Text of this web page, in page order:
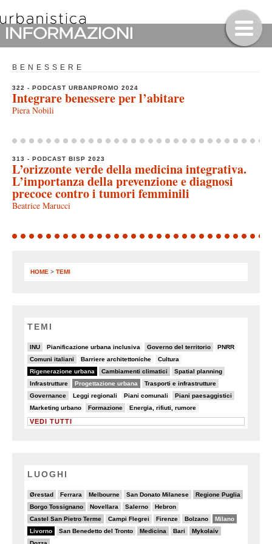
BENESSERE
322 - PODCAST URBANPROMO 2024
Integrare benessere per l’abitare
Piera Nobili
313 - PODCAST BISP 2023
L’orizzonte verde della medicina integrativa.
L’importanza della prevenzione e diagnosi
precoce contro i tumori femminili
Beatrice Marucci
HOME > TEMI
TEMI
INU
22/82 Pianificazione urbana inclusiva
5/82 Governo del territorio
19/82 PNRR
7/82
Comuni italiani
18/82 Barriere architettoniche
7/82 Cultura
7/82
Rigenerazione urbana
82/82 Cambiamenti climatici
25/82 Spatial planning
9/82
Infrastrutture
15/82 Progettazione urbana
50/82 Trasporti e infrastrutture
15/82
Governance
18/82 Leggi regionali
5/82 Piani comunali
7/82 Piani paesaggistici
10/82
Marketing urbano
5/82 Formazione
9/82 Energia, rifiuti, rumore
6/82
VEDI TUTTI
LUOGHI
Ørestad
4/20 Ferrara
2/20 Melbourne
5/20 San Donato Milanese
3/20 Regione Puglia
7/20
Borgo Tossignano
6/20 Novellara
4/20 Salerno
4/20 Hebron
2/20
Castel San Pietro Terme
6/20 Campi Flegrei
3/20 Firenze
2/20 Bolzano
4/20 Milano
13/20
Livorno
20/20 San Benedetto del Tronto
3/20 Medicina
6/20 Bari
5/20 Mykolaïv
7/20
6/20